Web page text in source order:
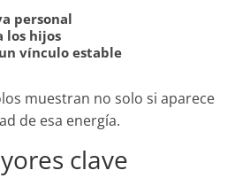
personal
los hijos
vínculo estable
muestran no solo si aparece
de esa energía.
clave